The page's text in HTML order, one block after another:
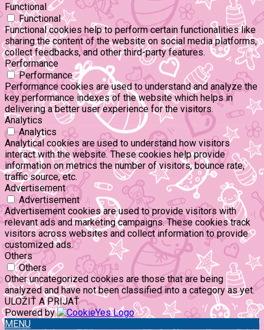
Functional
Functional
Functional cookies help to perform certain functionalities like
sharing the content of the website on social media platforms,
collect feedbacks, and other third-party features.
Performance
Performance
Performance cookies are used to understand and analyze the
key performance indexes of the website which helps in
delivering a better user experience for the visitors.
Analytics
Analytics
Analytical cookies are used to understand how visitors
interact with the website. These cookies help provide
information on metrics the number of visitors, bounce rate,
traffic source, etc.
Advertisement
Advertisement
Advertisement cookies are used to provide visitors with
relevant ads and marketing campaigns. These cookies track
visitors across websites and collect information to provide
customized ads.
Others
Others
Other uncategorized cookies are those that are being
analyzed and have not been classified into a category as yet.
ULOŽIŤ A PRIJAŤ
Powered by
MENU